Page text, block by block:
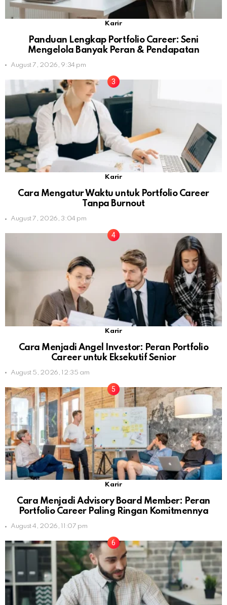
Karir
Panduan Lengkap Portfolio Career: Seni
Mengelola Banyak Peran & Pendapatan
August 7, 2026, 9:34 pm
Karir
Cara Mengatur Waktu untuk Portfolio Career
Tanpa Burnout
August 7, 2026, 3:04 pm
Karir
Cara Menjadi Angel Investor: Peran Portfolio
Career untuk Eksekutif Senior
August 5, 2026, 12:35 am
Karir
Cara Menjadi Advisory Board Member: Peran
Portfolio Career Paling Ringan Komitmennya
August 4, 2026, 11:07 pm